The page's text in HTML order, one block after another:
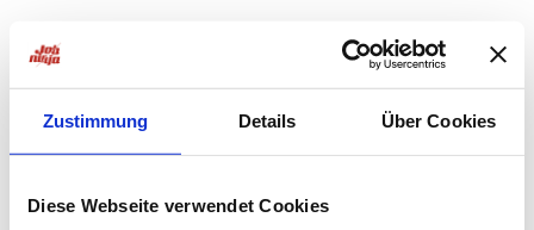
Zustimmung Details Über Cookies
Diese Webseite verwendet Cookies